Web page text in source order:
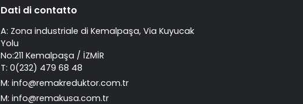
Dati di contatto
A: Zona industriale di Kemalpaşa, Via Kuyucak
Yolu
No:211 Kemalpaşa / İZMİR
T: 0(232) 479 68 48
M: info@remakreduktor.com.tr
M: info@remakusa.com.tr